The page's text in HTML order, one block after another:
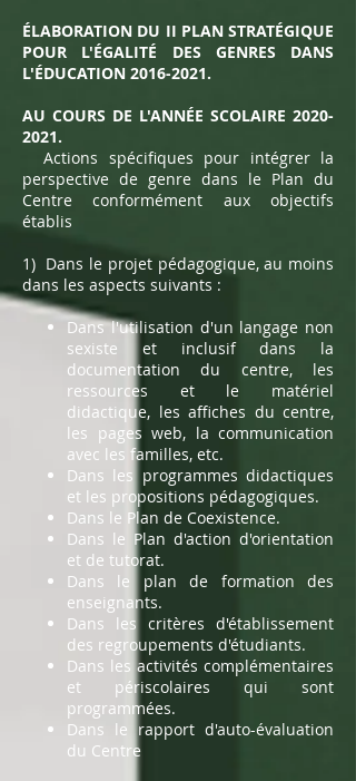
ÉLABORATION DU II PLAN STRATÉGIQUE
POUR L'ÉGALITÉ DES GENRES DANS
L'ÉDUCATION 2016-2021.
AU COURS DE L'ANNÉE SCOLAIRE 2020-
2021.
Actions spécifiques pour intégrer la
perspective de genre dans le Plan du
Centre conformément aux objectifs
établis
1) Dans le projet pédagogique, au moins
dans les aspects suivants :
Dans l'utilisation d'un langage non
sexiste et inclusif dans la
documentation du centre, les
ressources et le matériel
didactique, les affiches du centre,
les pages web, la communication
avec les familles, etc.
Dans les programmes didactiques
et les propositions pédagogiques.
Dans le Plan de Coexistence.
Dans le Plan d'action d'orientation
et de tutorat.
Dans le plan de formation des
enseignants.
Dans les critères d'établissement
des regroupements d'étudiants.
Dans les activités complémentaires
et périscolaires qui sont
programmées.
Dans le rapport d'auto-évaluation
du Centre